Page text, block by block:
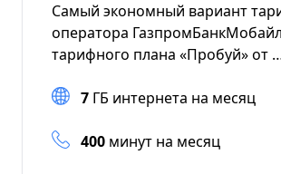
Самый экономный вариант
оператора
тарифного плана «Пробуй» от
7 ГБ интернета на месяц
400 минут на месяц